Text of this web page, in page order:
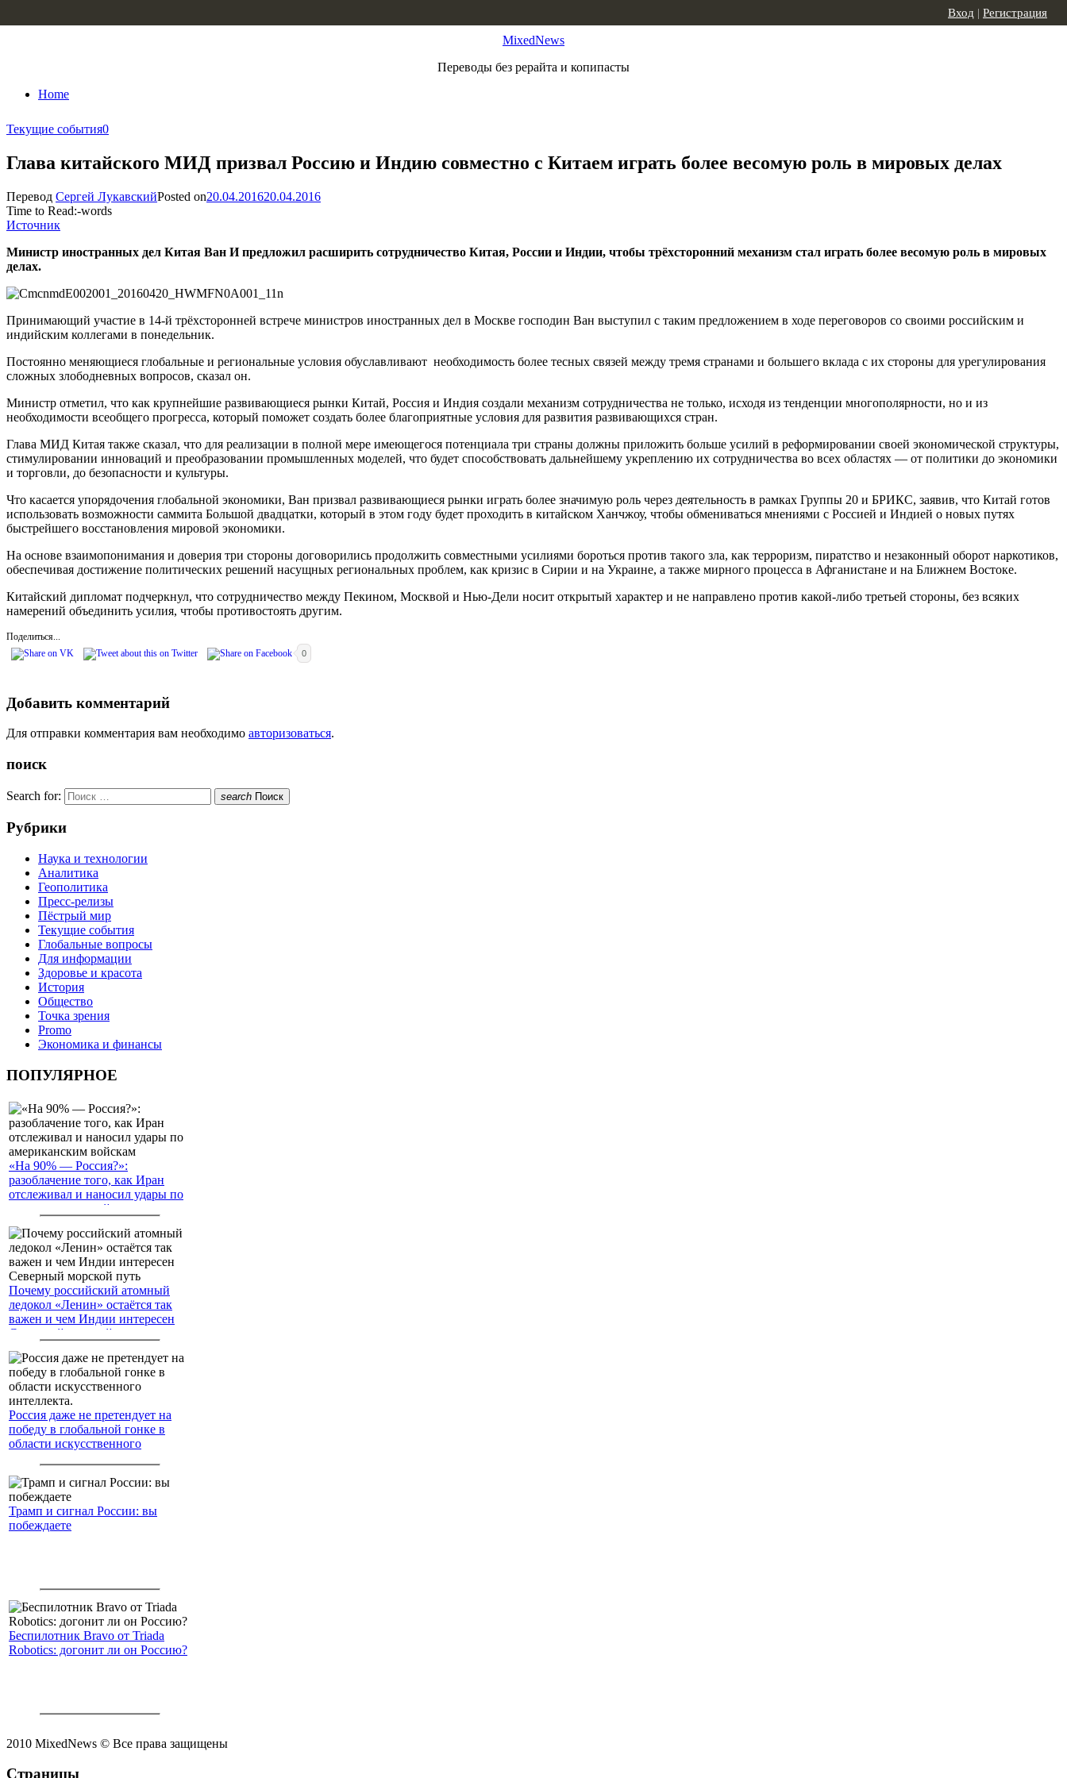
MixedNews
Переводы без рерайта и копипасты
Home
Вход | Регистрация
Текущие события0
Глава китайского МИД призвал Россию и Индию совместно с Китаем играть более весомую роль в мировых делах
Перевод Сергей ЛукавскийPosted on20.04.201620.04.2016
Time to Read:-words
Источник
Министр иностранных дел Китая Ван И предложил расширить сотрудничество Китая, России и Индии, чтобы трёхсторонний механизм стал играть более весомую роль в мировых
делах.
Принимающий участие в 14-й трёхсторонней встрече министров иностранных дел в Москве господин Ван выступил с таким предложением в ходе переговоров со своими российским и
индийским коллегами в понедельник.
Постоянно меняющиеся глобальные и региональные условия обуславливают необходимость более тесных связей между тремя странами и большего вклада с их стороны для урегулирования
сложных злободневных вопросов, сказал он.
Министр отметил, что как крупнейшие развивающиеся рынки Китай, Россия и Индия создали механизм сотрудничества не только, исходя из тенденции многополярности, но и из
необходимости всеобщего прогресса, который поможет создать более благоприятные условия для развития развивающихся стран.
Глава МИД Китая также сказал, что для реализации в полной мере имеющегося потенциала три страны должны приложить больше усилий в реформировании своей экономической структуры,
стимулировании инноваций и преобразовании промышленных моделей, что будет способствовать дальнейшему укреплению их сотрудничества во всех областях — от политики до экономики
и торговли, до безопасности и культуры.
Что касается упорядочения глобальной экономики, Ван призвал развивающиеся рынки играть более значимую роль через деятельность в рамках Группы 20 и БРИКС, заявив, что Китай готов
использовать возможности саммита Большой двадцатки, который в этом году будет проходить в китайском Ханчжоу, чтобы обмениваться мнениями с Россией и Индией о новых путях
быстрейшего восстановления мировой экономики.
На основе взаимопонимания и доверия три стороны договорились продолжить совместными усилиями бороться против такого зла, как терроризм, пиратство и незаконный оборот наркотиков,
обеспечивая достижение политических решений насущных региональных проблем, как кризис в Сирии и на Украине, а также мирного процесса в Афганистане и на Ближнем Востоке.
Китайский дипломат подчеркнул, что сотрудничество между Пекином, Москвой и Нью-Дели носит открытый характер и не направлено против какой-либо третьей стороны, без всяких
намерений объединить усилия, чтобы противостоять другим.
Поделиться...
0
Добавить комментарий
Для отправки комментария вам необходимо авторизоваться.
поиск
Search for: search Поиск
Рубрики
Наука и технологии
Аналитика
Геополитика
Пресс-релизы
Пёстрый мир
Текущие события
Глобальные вопросы
Для информации
Здоровье и красота
История
Общество
Точка зрения
Promo
Экономика и финансы
ПОПУЛЯРНОЕ
«На 90% — Россия?»:
разоблачение того, как Иран
отслеживал и наносил удары по
американским войскам
Почему российский атомный
ледокол «Ленин» остаётся так
важен и чем Индии интересен
Северный морской путь
Россия даже не претендует на
победу в глобальной гонке в
области искусственного
Трамп и сигнал России: вы
побеждаете
Беспилотник Bravo от Triada
Robotics: догонит ли он Россию?
2010 MixedNews © Все права защищены
Страницы